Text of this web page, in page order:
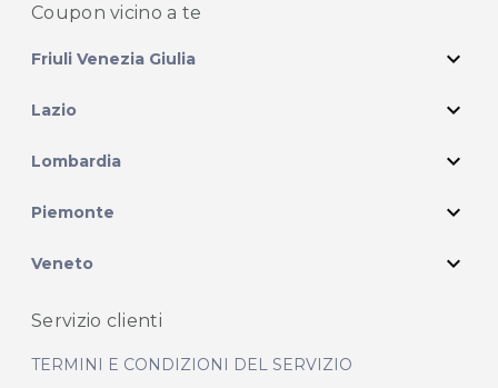
Coupon vicino a te
Friuli Venezia Giulia expand_more
Lazio expand_more
Lombardia expand_more
Piemonte expand_more
Veneto expand_more
Servizio clienti
TERMINI E CONDIZIONI DEL SERVIZIO